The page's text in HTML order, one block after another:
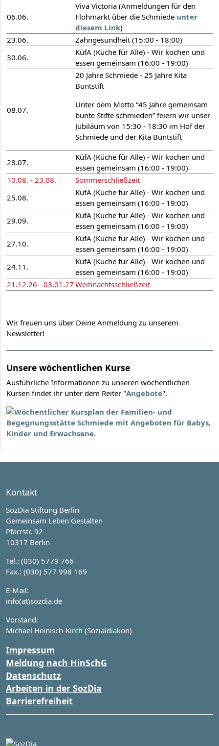
06.06.
Viva Victoria (Anmeldungen für den
Flohmarkt über die Schmiede unter
diesem Link)
23.06.
Zahngesundheit (15:00 - 18:00)
30.06.
KüfA (Küche für Alle) - Wir kochen und
essen gemeinsam (16:00 - 19:00)
08.07.
20 Jahre Schmiede - 25 Jahre Kita
Buntstift
Unter dem Motto “45 Jahre gemeinsam
bunte Stifte schmieden” feiern wir unser
Jubiläum von 15:30 - 18:30 im Hof der
Schmiede und der Kita Buntstift
28.07.
KüfA (Küche für Alle) - Wir kochen und
essen gemeinsam (16:00 - 19:00)
10.08. - 23.08.
Sommerschließzeit
25.08.
KüfA (Küche für Alle) - Wir kochen und
essen gemeinsam (16:00 - 19:00)
29.09.
KüfA (Küche für Alle) - Wir kochen und
essen gemeinsam (16:00 - 19:00)
27.10.
KüfA (Küche für Alle) - Wir kochen und
essen gemeinsam (16:00 - 19:00)
24.11.
KüfA (Küche für Alle) - Wir kochen und
essen gemeinsam (16:00 - 19:00)
21.12.26 - 03.01.27 Weihnachtsschließzeit
Wir freuen uns über Deine Anmeldung zu unserem
Newsletter!
Unsere wöchentlichen Kurse
Ausführliche Informationen zu unseren wöchentlichen
Kursen findet ihr unter dem Reiter "Angebote".
Kontakt
SozDia Stiftung Berlin
Gemeinsam Leben Gestalten
Pfarrstr. 92
10317 Berlin
Tel.: (030) 5779 766
Fax.: (030) 577 998 169
E-Mail:
info(at)sozdia.de
Vorstand:
Michael Heinisch-Kirch (Sozialdiakon)
Impressum
Meldung nach HinSchG
Datenschutz
Arbeiten in der SozDia
Barrierefreiheit